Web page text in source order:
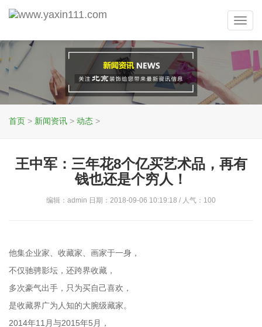
首页 > 新闻资讯 > 动态 >
王中军：三年花8个亿买艺术品，再有
钱也还是个穷人！
编辑：admin 日期：2018-09-06 10:19:18 / 人气： 100
他集企业家、收藏家、画家于一身，
不仅驰骋影坛，还跨界收藏，
多次豪气出手，只为买自己喜欢，
是收藏界广为人知的大腕级藏家。
2014年11月与2015年5月，